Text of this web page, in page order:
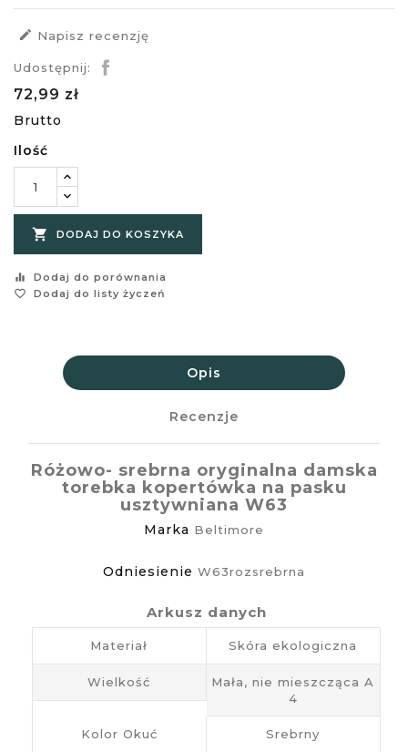
 Napisz recenzję
Udostępnij:
72,99 zł
Brutto
Ilość
 DODAJ DO KOSZYKA
equalizer
Dodaj do porównania
favorite_border
Dodaj do listy życzeń
Opis
Recenzje
Różowo- srebrna oryginalna damska
torebka kopertówka na pasku
usztywniana W63
Marka Beltimore
Odniesienie W63rozsrebrna
Arkusz danych
Materiał Skóra ekologiczna
Wielkość
Mała, nie mieszcząca A
4
Kolor Okuć Srebrny